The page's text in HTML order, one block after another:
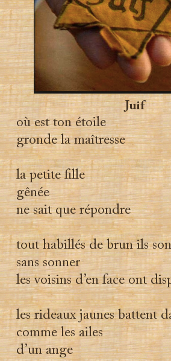
Juif
où est ton étoile
gronde la maîtresse
la petite fille
gênée
ne sait que répondre
tout habillés de brun ils
sans sonner
les voisins d’en face ont
les rideaux jaunes battent
comme les ailes
d’un ange